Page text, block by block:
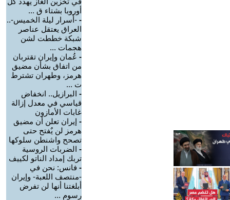
أوروبا بشتاء ق ...
- -أسرار ليلة الخميس-..
العراق يعتقل عناصر
شبكة خططت لشن
هجمات ...
- عُمان وإيران تقتربان
من اتفاق بشأن مضيق
هرمز، وطهران تشترط
ت ...
- البرازيل.. انخفاض
قياسي في معدل إزالة
غابات الأمازون
- إيران تعلن أن مضيق
هرمز لن يٌفتح حتى
تصحح واشنطن سلوكها
- الضربات الروسية
تربك إمداد الناتو لكييف
- فانس: نحن في
-منتصف اللعبة- وإيران
أبلغتنا أنها لن تفرض
رسوم ...